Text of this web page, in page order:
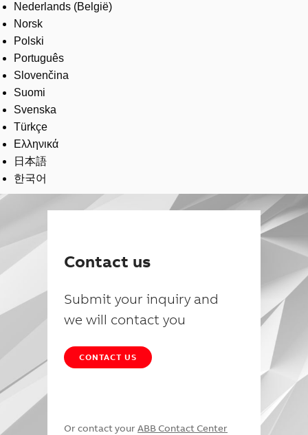
Nederlands (België)
Norsk
Polski
Português
Slovenčina
Suomi
Svenska
Türkçe
Ελληνικά
日本語
한국어
Contact us
Submit your inquiry and
we will contact you
CONTACT US
Or contact your ABB Contact Center